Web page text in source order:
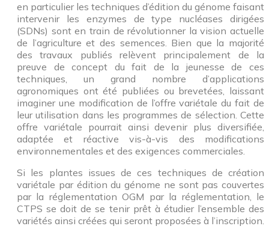
en particulier les techniques d’édition du génome faisant
intervenir les enzymes de type nucléases dirigées
(SDNs) sont en train de révolutionner la vision actuelle
de l’agriculture et des semences. Bien que la majorité
des travaux publiés relèvent principalement de la
preuve de concept du fait de la jeunesse de ces
techniques, un grand nombre d’applications
agronomiques ont été publiées ou brevetées, laissant
imaginer une modification de l’offre variétale du fait de
leur utilisation dans les programmes de sélection. Cette
offre variétale pourrait ainsi devenir plus diversifiée,
adaptée et réactive vis-à-vis des modifications
environnementales et des exigences commerciales.
Si les plantes issues de ces techniques de création
variétale par édition du génome ne sont pas couvertes
par la réglementation OGM par la réglementation, le
CTPS se doit de se tenir prêt à étudier l’ensemble des
variétés ainsi créées qui seront proposées à l’inscription.